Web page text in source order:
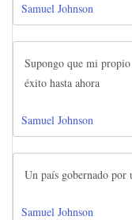
Samuel Johnson
Supongo que mi
éxito hasta ahora
Samuel Johnson
Un país gobernado por
Samuel Johnson